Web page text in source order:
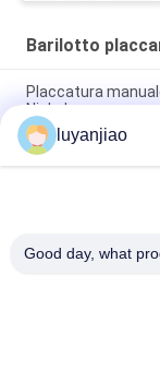
Barilotto
Placcatura
Nickel
Linea di
velocità pp
Linea di
luyanjiao
Good day, what